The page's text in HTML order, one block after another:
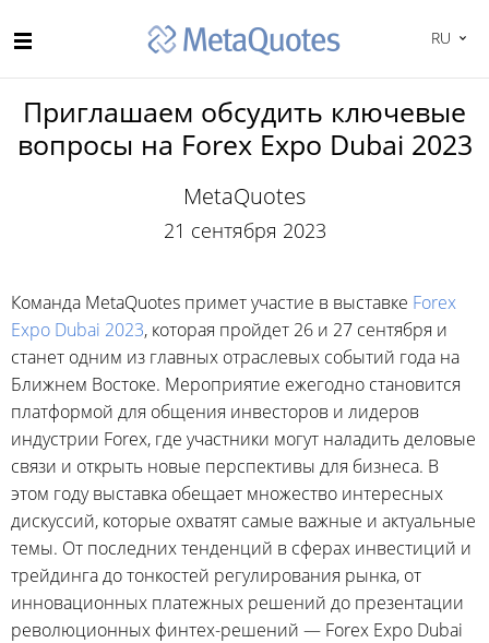
RU
Приглашаем обсудить ключевые
вопросы на Forex Expo Dubai 2023
MetaQuotes
21 сентября 2023
Команда MetaQuotes примет участие в выставке Forex
Expo Dubai 2023, которая пройдет 26 и 27 сентября и
станет одним из главных отраслевых событий года на
Ближнем Востоке. Мероприятие ежегодно становится
платформой для общения инвесторов и лидеров
индустрии Forex, где участники могут наладить деловые
связи и открыть новые перспективы для бизнеса. В
этом году выставка обещает множество интересных
дискуссий, которые охватят самые важные и актуальные
темы. От последних тенденций в сферах инвестиций и
трейдинга до тонкостей регулирования рынка, от
инновационных платежных решений до презентации
революционных финтех-решений — Forex Expo Dubai